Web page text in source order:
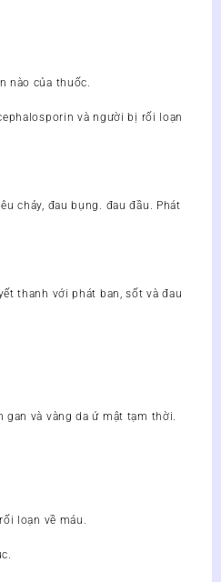
nào của thuốc.
và người bị rối loạn
chảy, đau bụng. đau đầu. Phát
thanh với phát ban, sốt và đau
gan và vàng da ứ mật tạm thời.
loạn về máu.